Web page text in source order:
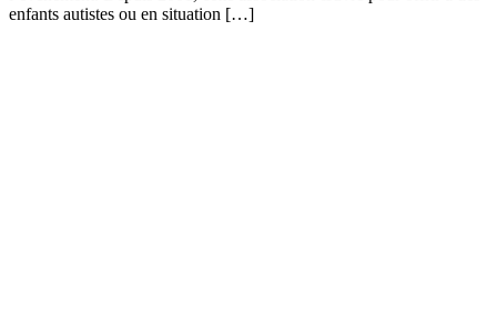
enfants autistes ou en situation […]